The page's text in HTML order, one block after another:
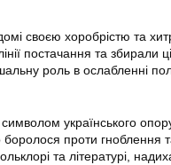
своєю хоробрістю та
постачання та збирали
роль в ослабленні
українського
боролося проти
та літературі,